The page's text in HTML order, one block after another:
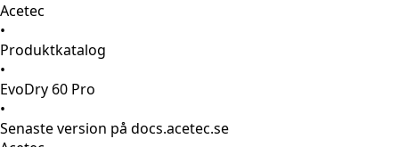
Acetec
•
Produktkatalog
•
EvoDry 60 Pro
•
Senaste version på docs.acetec.se